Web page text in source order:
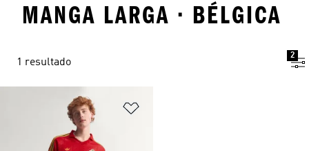
MANGA LARGA · BÉLGICA
1 resultado
2